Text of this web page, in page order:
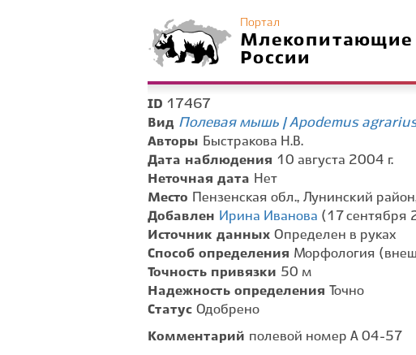
Портал
Млекопитающие
России
ID 17467
Вид Полевая мышь | Apodemus
Авторы Быстракова Н.В.
Дата наблюдения 10 августа 2004 г.
Неточная дата Нет
Место
Пензенская обл., Лунинский
Добавлен Ирина Иванова (17 сентября
Источник данных Определен в руках
Способ определения Морфология
Точность привязки 50 м
Надежность определения
Точно
Статус Одобрено
Комментарий полевой номер А 04-57